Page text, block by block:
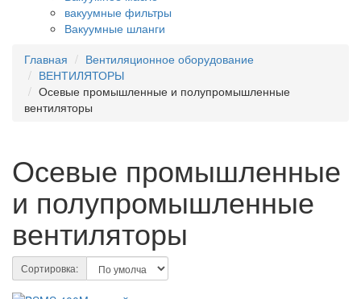
вакуумные фильтры
Вакуумные шланги
Главная
Вентиляционное оборудование
ВЕНТИЛЯТОРЫ
Осевые промышленные и полупромышленные
вентиляторы
Осевые промышленные
и полупромышленные
вентиляторы
Сортировка: